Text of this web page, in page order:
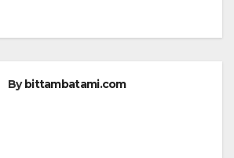
By bittambatami.com